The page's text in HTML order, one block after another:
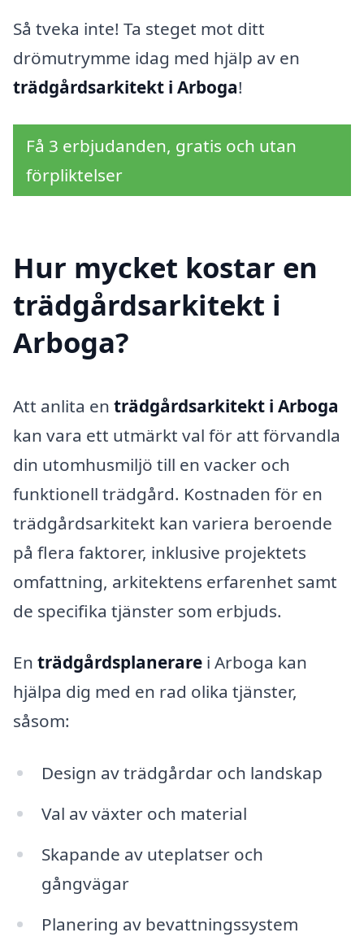
Så tveka inte! Ta steget mot ditt
drömutrymme idag med hjälp av en
trädgårdsarkitekt i Arboga!
Få 3 erbjudanden, gratis och utan
förpliktelser
Hur mycket kostar en
trädgårdsarkitekt i
Arboga?
Att anlita en trädgårdsarkitekt i Arboga
kan vara ett utmärkt val för att förvandla
din utomhusmiljö till en vacker och
funktionell trädgård. Kostnaden för en
trädgårdsarkitekt kan variera beroende
på flera faktorer, inklusive projektets
omfattning, arkitektens erfarenhet samt
de specifika tjänster som erbjuds.
En trädgårdsplanerare i Arboga kan
hjälpa dig med en rad olika tjänster,
såsom:
Design av trädgårdar och landskap
Val av växter och material
Skapande av uteplatser och
gångvägar
Planering av bevattningssystem